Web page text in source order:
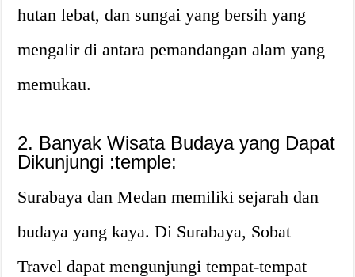
hutan lebat, dan sungai yang bersih yang
mengalir di antara pemandangan alam yang
memukau.
2. Banyak Wisata Budaya yang Dapat
Dikunjungi :temple:
Surabaya dan Medan memiliki sejarah dan
budaya yang kaya. Di Surabaya, Sobat
Travel dapat mengunjungi tempat-tempat